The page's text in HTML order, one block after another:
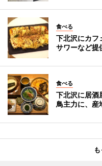
食べる
下北沢にカ
サワーなど提
食べる
下北沢に居
鳥主力に、産